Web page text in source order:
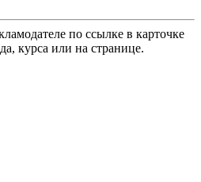
по ссылке в карточке
курса или на странице.